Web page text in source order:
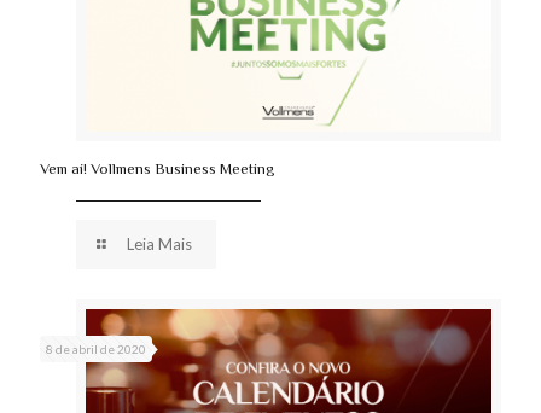
Vem aí! Vollmens Business Meeting
Leia Mais
8 de abril de 2020